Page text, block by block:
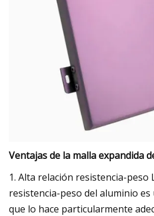
Ventajas de la malla expandida
1. Alta relación resistencia-peso
resistencia-peso del aluminio
que lo hace particularmente